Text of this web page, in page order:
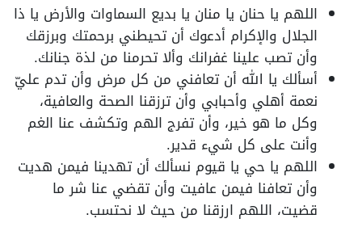
اللهم يا حنان يا منان يا بديع السماوات والأرض يا ذا
الجلال والإكرام أدعوك أن تحيطني برحمتك وبرزقك
وأن تصب علينا غفرانك وألا تحرمنا من لذة جنانك.
أسألك يا الله أن تعافني من كل مرض وأن تدم عليّ
نعمة أهلي وأحبابي وأن ترزقنا الصحة والعافية،
وكل ما هو خير، وأن تفرج الهم وتكشف عنا الغم
وأنت على كل شيء قدير.
اللهم يا حي يا قيوم نسألك أن تهدينا فيمن هديت
وأن تعافنا فيمن عافيت وأن تقضي عنا شر ما
قضيت، اللهم ارزقنا من حيث لا نحتسب.